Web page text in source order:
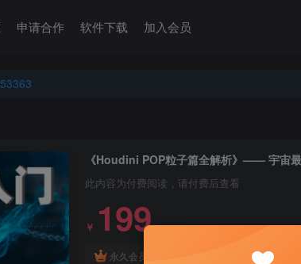
申请合作 软件下载 加入会员
《Houdini POP粒子篇全解析》—— 宇宙
此内容为付费阅读，请付费后查看
￥ 199
永久会员